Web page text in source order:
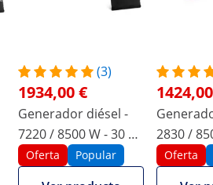
(3)
1934,00 €
Generador diésel -
7220 / 8500 W - 30 L -
230/400 V - portátil -
AVR - Euro 5
Oferta Popular
2830 /
230/400
AVR -
Oferta